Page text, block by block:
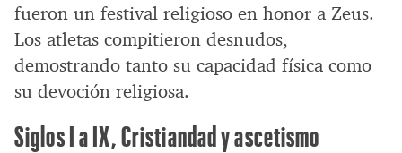
fueron un festival religioso en honor a Zeus.
Los atletas compitieron desnudos,
demostrando tanto su capacidad física como
su devoción religiosa.
Siglos I a IX, Cristiandad y ascetismo